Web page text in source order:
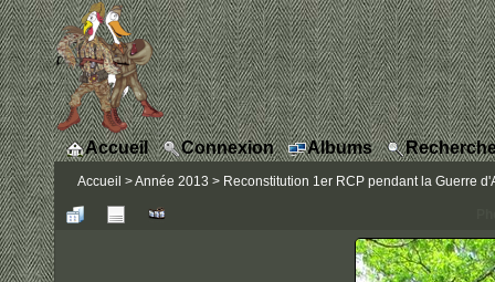
Accueil Connexion Albums
Accueil >Année 2013 > Reconstitution 1er RCP pendant la Guerre